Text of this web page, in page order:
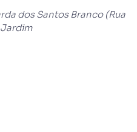
dos Santos Branco (Rua